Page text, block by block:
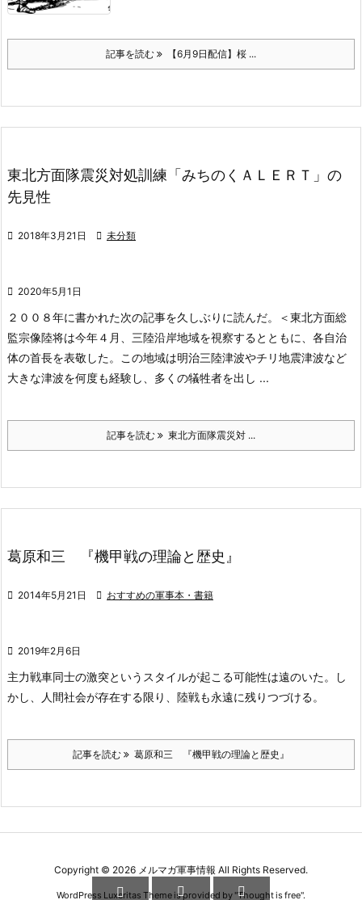
記事を読む 【6月9日配信】桜 ...
東北方面隊震災対処訓練「みちのくＡＬＥＲＴ」の
先見性
 2018年3月21日  未分類
 2020年5月1日
２００８年に書かれた次の記事を久しぶりに読んだ。
＜東北方面総
監宗像陸将は今年４月、三陸沿岸地域を視察するとともに、各自治
体の首長を表敬した。この地域は明治三陸津波やチリ地震津波など
大きな津波を何度も経験し、多くの犠牲者を出し ...
記事を読む 東北方面隊震災対 ...
葛原和三 『機甲戦の理論と歴史』
 2014年5月21日  おすすめの軍事本・書籍
 2019年2月6日
主力戦車同士の激突というスタイルが起こる可能性は遠のいた。し
かし、人間社会が存在する限り、陸戦も永遠に残りつづける。
記事を読む 葛原和三 『機甲戦の理論と歴史』
Copyright © 2026 メルマガ軍事情報 All Rights Reserved.
WordPress Luxeritas Theme is provided by "Thought is free".
  